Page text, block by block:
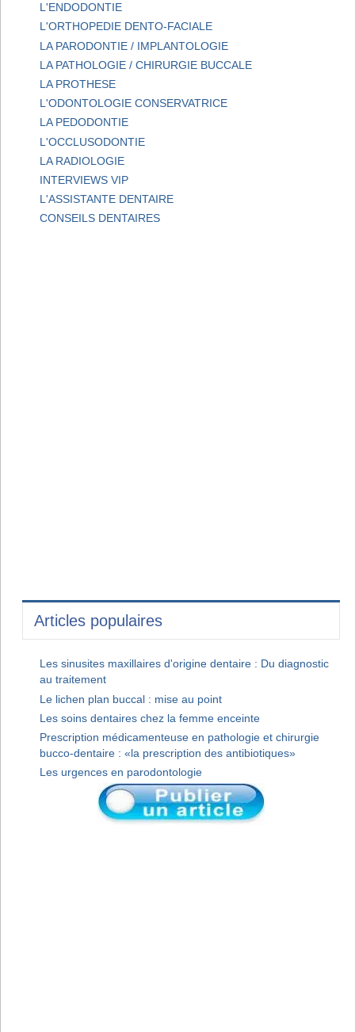
L'ENDODONTIE
L'ORTHOPEDIE DENTO-FACIALE
LA PARODONTIE / IMPLANTOLOGIE
LA PATHOLOGIE / CHIRURGIE BUCCALE
LA PROTHESE
L'ODONTOLOGIE CONSERVATRICE
LA PEDODONTIE
L'OCCLUSODONTIE
LA RADIOLOGIE
INTERVIEWS VIP
L'ASSISTANTE DENTAIRE
CONSEILS DENTAIRES
Articles populaires
Les sinusites maxillaires d'origine dentaire : Du diagnostic
au traitement
Le lichen plan buccal : mise au point
Les soins dentaires chez la femme enceinte
Prescription médicamenteuse en pathologie et chirurgie
bucco-dentaire : «la prescription des antibiotiques»
Les urgences en parodontologie